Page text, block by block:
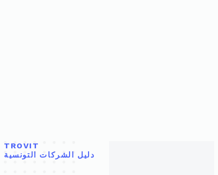
TROVIT
دليل الشركات التونسية